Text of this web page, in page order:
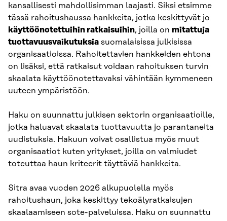
kansallisesti mahdollisimman laajasti. Siksi etsimme
tässä rahoitushaussa hankkeita, jotka keskittyvät jo
käyttöönotettuihin ratkaisuihin, joilla on mitattuja
tuottavuusvaikutuksia suomalaisissa julkisissa
organisaatioissa. Rahoitettavien hankkeiden ehtona
on lisäksi, että ratkaisut voidaan rahoituksen turvin
skaalata käyttöönotettavaksi vähintään kymmeneen
uuteen ympäristöön.
Haku on suunnattu julkisen sektorin organisaatioille,
jotka haluavat skaalata tuottavuutta jo parantaneita
uudistuksia. Hakuun voivat osallistua myös muut
organisaatiot kuten yritykset, joilla on valmiudet
toteuttaa haun kriteerit täyttäviä hankkeita.
Sitra avaa vuoden 2026 alkupuolella myös
rahoitushaun, joka keskittyy tekoälyratkaisujen
skaalaamiseen sote-palveluissa. Haku on suunnattu